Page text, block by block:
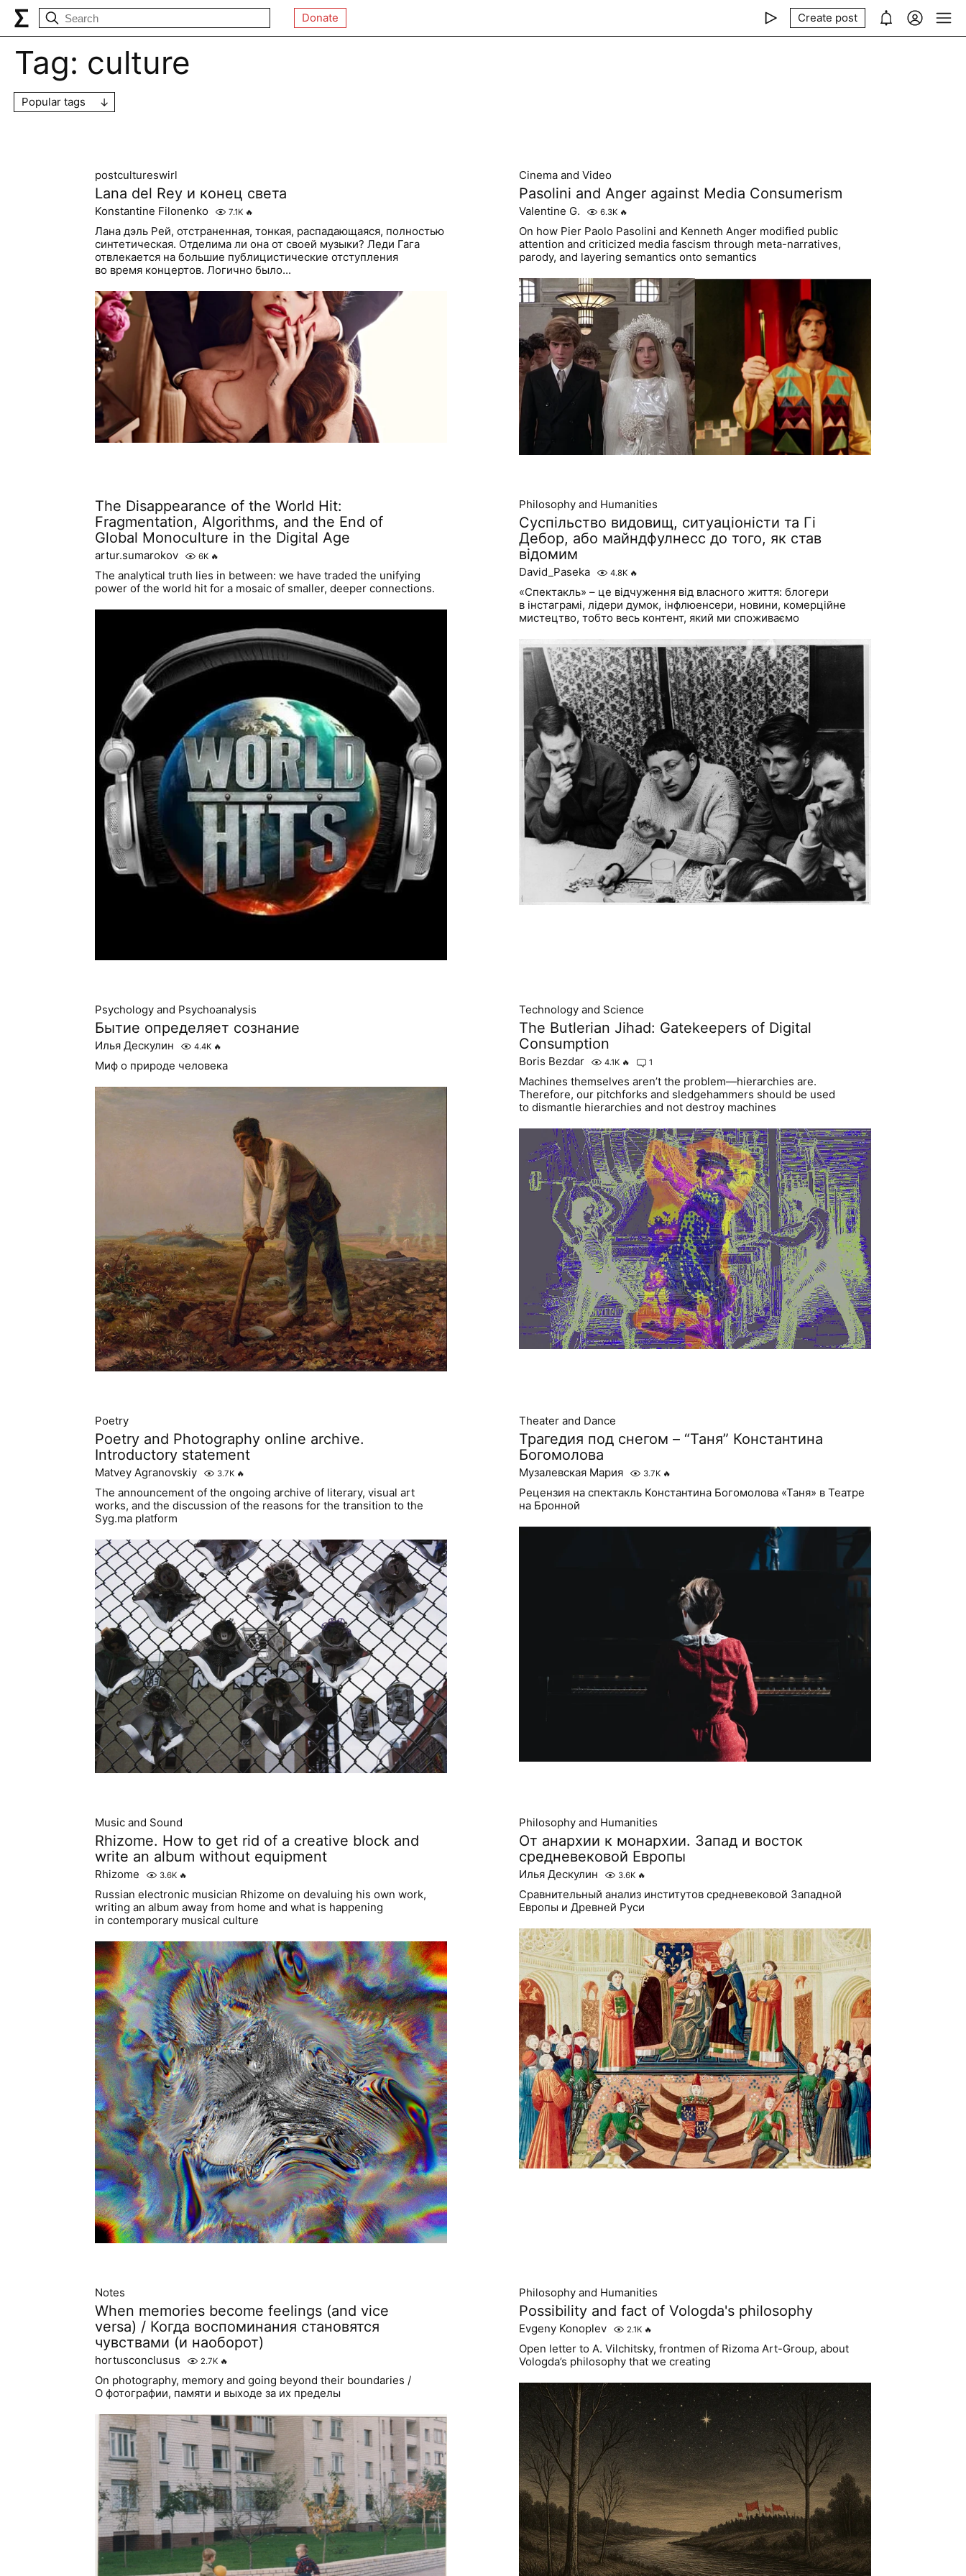
Donate Create post
Tag: culture
Popular tags
postcultureswirl
Lana del Rey и конец света
Konstantine Filonenko 7.1K 🔥
Лана дэль Рей, отстраненная, тонкая, распадающаяся, полностью
синтетическая. Отделима ли она от своей музыки? Леди Гага
отвлекается на большие публицистические отступления
во время концертов. Логично было...
Cinema and Video
Pasolini and Anger against Media Consumerism
Valentine G. 6.3K 🔥
On how Pier Paolo Pasolini and Kenneth Anger modified public
attention and criticized media fascism through meta-narratives,
parody, and layering semantics onto semantics
The Disappearance of the World Hit:
Fragmentation, Algorithms, and the End of
Global Monoculture in the Digital Age
artur.sumarokov 6K 🔥
The analytical truth lies in between: we have traded the unifying
power of the world hit for a mosaic of smaller, deeper connections.
Philosophy and Humanities
Суспільство видовищ, ситуаціоністи та Гі
Дебор, або майндфулнесс до того, як став
відомим
David_Paseka 4.8K 🔥
«Спектакль» – це відчуження від власного життя: блогери
в інстаграмі, лідери думок, інфлюенсери, новини, комерційне
мистецтво, тобто весь контент, який ми споживаємо
Psychology and Psychoanalysis
Бытие определяет сознание
Илья Дескулин 4.4K 🔥
Миф о природе человека
Technology and Science
The Butlerian Jihad: Gatekeepers of Digital
Consumption
Boris Bezdar 4.1K 🔥 1
Machines themselves aren’t the problem—hierarchies are.
Therefore, our pitchforks and sledgehammers should be used
to dismantle hierarchies and not destroy machines
Poetry
Poetry and Photography online archive.
Introductory statement
Matvey Agranovskiy 3.7K 🔥
The announcement of the ongoing archive of literary, visual art
works, and the discussion of the reasons for the transition to the
Syg.ma platform
Theater and Dance
Трагедия под снегом – “Таня” Константина
Богомолова
Музалевская Мария 3.7K 🔥
Рецензия на спектакль Константина Богомолова «Таня» в Театре
на Бронной
Music and Sound
Rhizome. How to get rid of a creative block and
write an album without equipment
Rhizome 3.6K 🔥
Russian electronic musician Rhizome on devaluing his own work,
writing an album away from home and what is happening
in contemporary musical culture
Philosophy and Humanities
От анархии к монархии. Запад и восток
средневековой Европы
Илья Дескулин 3.6K 🔥
Сравнительный анализ институтов средневековой Западной
Европы и Древней Руси
Notes
When memories become feelings (and vice
versa) / Когда воспоминания становятся
чувствами (и наоборот)
hortusconclusus 2.7K 🔥
On photography, memory and going beyond their boundaries /
О фотографии, памяти и выходе за их пределы
Philosophy and Humanities
Possibility and fact of Vologda's philosophy
Evgeny Konoplev 2.1K 🔥
Open letter to A. Vilchitsky, frontmen of Rizoma Art-Group, about
Vologda’s philosophy that we creating